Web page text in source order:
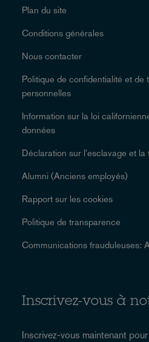
Plan du site
Conditions générales
Nous contacter
Politique de confidentialité et de
personnelles
Information sur la loi
données
Déclaration sur l'esclavage et la
Alumni (Anciens employés)
Rapport sur les cookies
Politique de transparence
Communications frauduleuses:
Inscrivez-vous à
Inscrivez-vous maintenant